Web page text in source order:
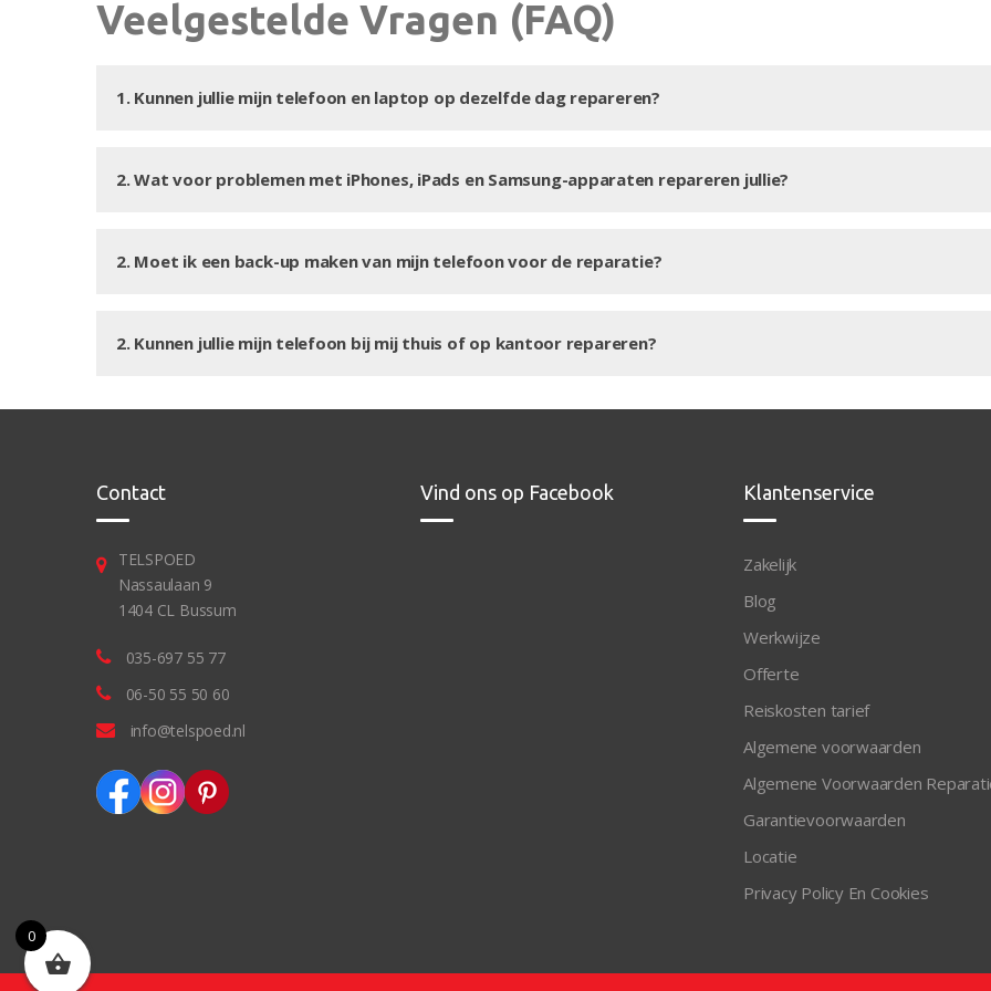
Veelgestelde Vragen (FAQ)
1. Kunnen jullie mijn telefoon en laptop op dezelfde dag repareren?
2. Wat voor problemen met iPhones, iPads en Samsung-apparaten repareren jullie?
2. Moet ik een back-up maken van mijn telefoon voor de reparatie?
2. Kunnen jullie mijn telefoon bij mij thuis of op kantoor repareren?
Contact
TELSPOED
Nassaulaan 9
1404 CL Bussum
035-697 55 77
06-50 55 50 60
info@telspoed.nl
Vind ons op Facebook Klantenservice
Zakelijk
Blog
Werkwijze
Offerte
Reiskosten tarief
Algemene voorwaarden
Algemene Voorwaarden
Garantievoorwaarden
Locatie
Privacy Policy En Cookies
0